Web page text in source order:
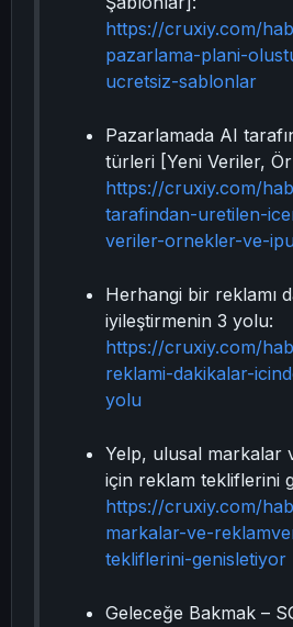
https://cruxiy.com/
pazarlama-plani-
ucretsiz-sablonlar
Pazarlamada AI
türleri [Yeni Veriler,
https://cruxiy.com/
tarafindan-uretilen-
veriler-ornekler-ve-
Herhangi bir reklamı
iyileştirmenin 3 yolu:
https://cruxiy.com/
reklami-dakikalar-
yolu
Yelp, ulusal markalar
için reklam tekliflerini
https://cruxiy.com/
markalar-ve-
tekliflerini-genisletiyor
Geleceğe Bakmak –